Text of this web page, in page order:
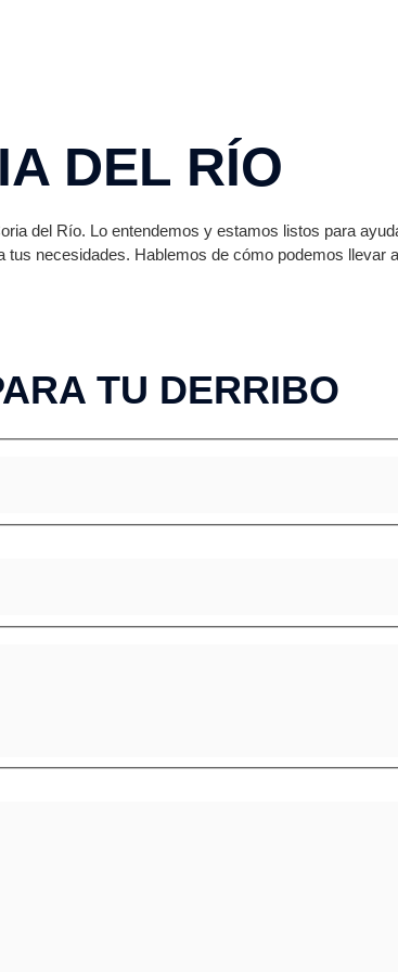
DEL RÍO
del Río. Lo entendemos y estamos listos para
necesidades. Hablemos de cómo podemos llevar
TU DERRIBO